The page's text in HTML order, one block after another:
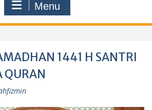
Menu
1441 H SANTRI
QURAN